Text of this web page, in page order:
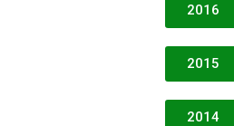
2016
2015
2014